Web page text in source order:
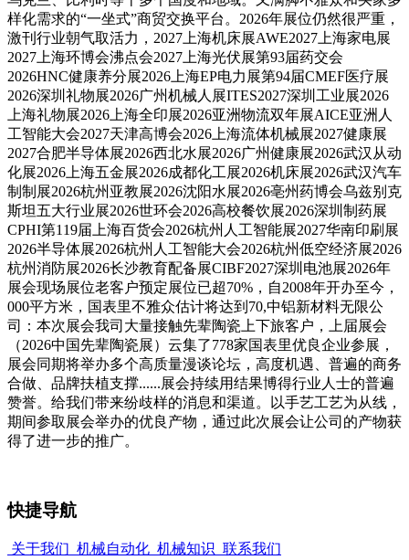
样化需求的“一坐式”商贸交换平台。2026年展位仍然很严重，
激刊行业朝气取活力，2027上海机床展AWE2027上海家电展
2027上海环博会沸点会2027上海光伏展第93届药交会
2026HNC健康养分展2026上海EP电力展第94届CMEF医疗展
2026深圳礼物展2026广州机械人展ITES2027深圳工业展2026
上海礼物展2026上海全印展2026亚洲物流双年展AICE亚洲人
工智能大会2027天津高博会2026上海流体机械展2027健康展
2027合肥半导体展2026西北水展2026广州健康展2026武汉从动
化展2026上海五金展2026成都化工展2026机床展2026武汉汽车
制制展2026杭州亚教展2026沈阳水展2026亳州药博会乌兹别克
斯坦五大行业展2026世环会2026高校餐饮展2026深圳制药展
CPHI第119届上海百货会2026杭州人工智能展2027华南印刷展
2026半导体展2026杭州人工智能大会2026杭州低空经济展2026
杭州消防展2026长沙教育配备展CIBF2027深圳电池展2026年
展会现场展位老客户预定展位已超70%，自2008年开办至今，
000平方米，国表里不雅众估计将达到70,中铝新材料无限公
司：本次展会我司大量接触先辈陶瓷上下旅客户，上届展会
（2026中国先辈陶瓷展）云集了778家国表里优良企业参展，
展会同期将举办多个高质量漫谈论坛，高度机遇、普遍的商务
合做、品牌扶植支撑......展会持续用结果博得行业人士的普遍
赞誉。给我们带来纷歧样的消息和渠道。以手艺工艺为从线，
期间参取展会举办的优良产物，通过此次展会让公司的产物获
得了进一步的推广。
快捷导航
关于我们 机械自动化 机械知识 联系我们